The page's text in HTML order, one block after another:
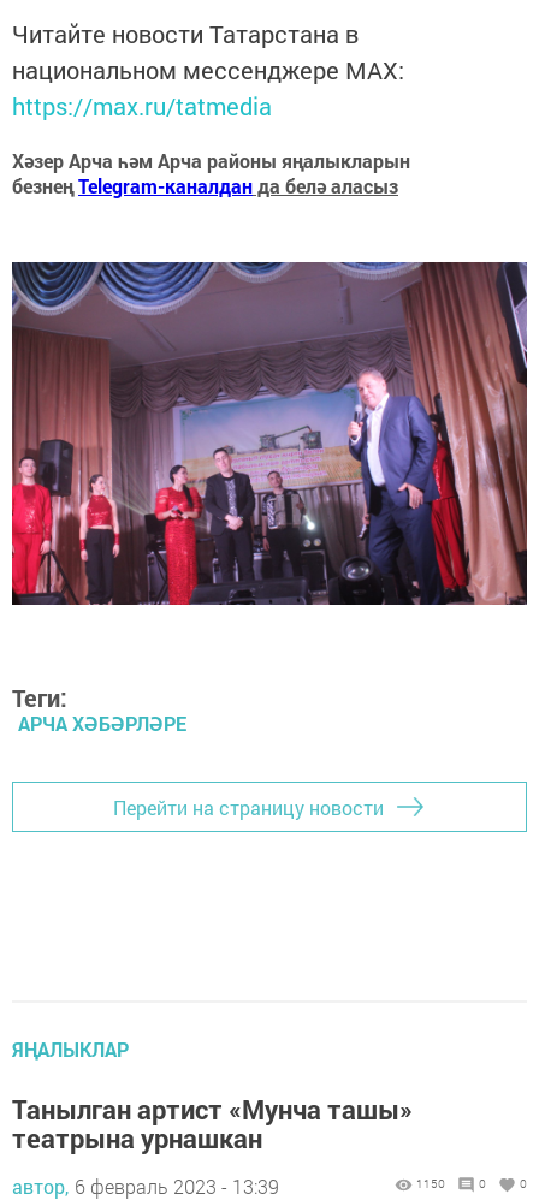
Читайте новости Татарстана в
национальном мессенджере MАХ:
https://max.ru/tatmedia
Хәзер Арча һәм Арча районы яңалыкларын
безнеңTelegram-каналданда белә аласыз
Теги:
АРЧА ХӘБӘРЛӘРЕ
Перейти на страницу новости
ЯҢАЛЫКЛАР
Танылган артист «Мунча ташы»
театрына урнашкан
автор, 6 февраль 2023 - 13:39 1150 0 0